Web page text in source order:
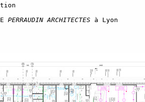
PERRAUDIN ARCHITECTES à Lyon